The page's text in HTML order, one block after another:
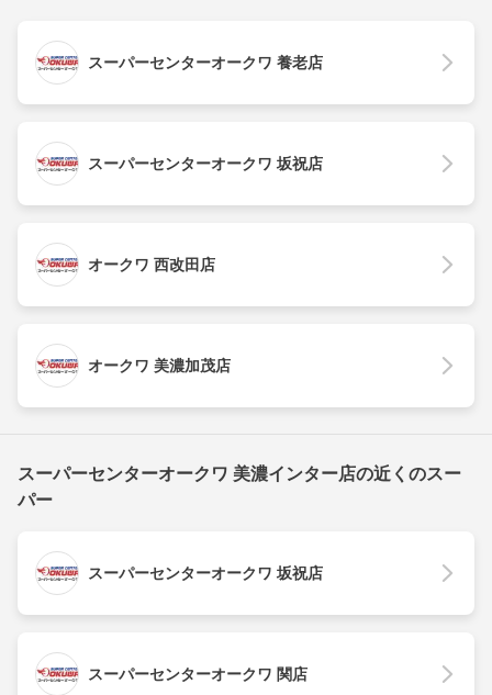
スーパーセンターオークワ 養老店
スーパーセンターオークワ 坂祝店
オークワ 西改田店
オークワ 美濃加茂店
スーパーセンターオークワ 美濃インター店の近くのスー
パー
スーパーセンターオークワ 坂祝店
スーパーセンターオークワ 関店